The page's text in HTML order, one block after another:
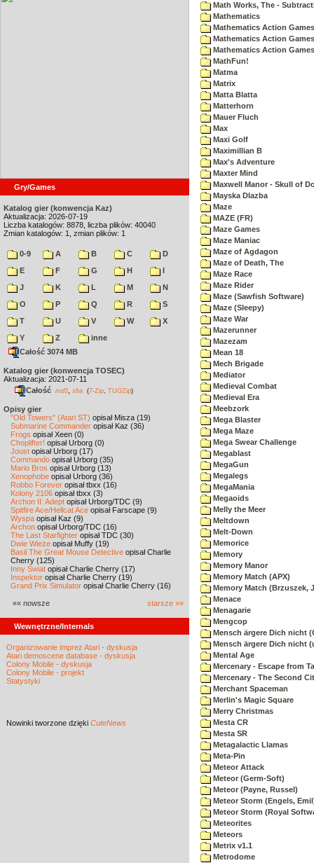
Gry/Games
Katalog gier (konwencja Kaz)
Aktualizacja: 2026-07-19
Liczba katalogów: 8878, liczba plików: 40040
Zmian katalogów: 1, zmian plików: 1
0-9 A B C
D
E
F G H
I
J
K L M
N
O
P Q R
S
T
U V W
X
Y
Z
inne
Całość 3074 MB
Katalog gier (konwencja TOSEC)
Aktualizacja: 2021-07-11
Całość md5 sha (7-Zip TUGZip)
Opisy gier
"Old Towers" (Atari ST) opisał Misza (19)
Submarine Commander opisał Kaz (36)
Frogs opisał Xeen (0)
Choplifter! opisał Urborg (0)
Joust opisał Urborg (17)
Commando opisał Urborg (35)
Mario Bros opisał Urborg (13)
Xenophobe opisał Urborg (36)
Robbo Forever opisał tbxx (16)
Kolony 2106 opisał tbxx (3)
Archon II: Adept opisał Urborg/TDC (9)
Spitfire Ace/Hellcat Ace opisał Farscape (9)
Wyspa opisał Kaz (9)
Archon opisał Urborg/TDC (16)
The Last Starfighter opisał TDC (30)
Dwie Wieże opisał Muffy (19)
Basil The Great Mouse Detective opisał Charlie
Cherry (125)
Inny Świat opisał Charlie Cherry (17)
Inspektor opisał Charlie Cherry (19)
Grand Prix Simulator opisał Charlie Cherry (16)
«« nowsze starsze »»
Wewnętrzne/Internals
Organizowanie imprez Atari - dyskusja
Atari demoscene database - dyskusja
Colony Mobile - dyskusja
Colony Mobile - projekt
Statystyki
Nowinki tworzone dzięki CuteNews
Math Works, The -
Mathematics
Mathematics Action
Mathematics Action
Mathematics Action
MathFun!
Matma
Matrix
Matta Blatta
Matterhorn
Mauer Fluch
Max
Maxi Golf
Maximillian B
Max's Adventure
Maxter Mind
Maxwell Manor - Skull of
Mayska Dlazba
Maze
MAZE (FR)
Maze Games
Maze Maniac
Maze of Agdagon
Maze of Death, The
Maze Race
Maze Rider
Maze (Sawfish Software)
Maze (Sleepy)
Maze War
Mazerunner
Mazezam
Mean 18
Mech Brigade
Mediator
Medieval Combat
Medieval Era
Meebzork
Mega Blaster
Mega Maze
Mega Swear Challenge
Megablast
MegaGun
Megalegs
MegaMania
Megaoids
Melly the Meer
Meltdown
Melt-Down
Memorice
Memory
Memory Manor
Memory Match (APX)
Memory Match (Brzuszek,
Menace
Menagarie
Mengcop
Mensch ärgere Dich nicht
Mensch ärgere Dich nicht
Mental Age
Mercenary - Escape from
Mercenary - The Second
Merchant Spaceman
Merlin's Magic Square
Merry Christmas
Mesta CR
Mesta SR
Metagalactic Llamas
Meta-Pin
Meteor Attack
Meteor (Germ-Soft)
Meteor (Payne, Russel)
Meteor Storm (Engels,
Meteor Storm (Royal
Meteorites
Meteors
Metrix v1.1
Metrodome